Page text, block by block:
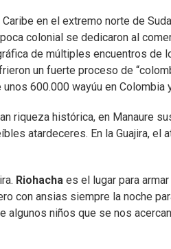
Caribe en el extremo norte de
colonial se dedicaron al
de múltiples encuentros de
un fuerte proceso de
600.000 wayúu en Colombia
riqueza histórica, en Manaure
atardeceres. En la Guajira, el
Riohacha es el lugar para
con ansias siempre la noche
algunos niños que se nos